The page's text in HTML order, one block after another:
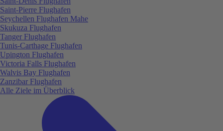
Saint-Pierre Flughafen
Seychellen Flughafen Mahe
Skukuza Flughafen
Tanger Flughafen
Tunis-Carthage Flughafen
Upington Flughafen
Victoria Falls Flughafen
Walvis Bay Flughafen
Zanzibar Flughafen
Alle Ziele im Überblick